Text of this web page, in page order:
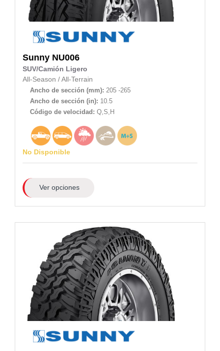
Sunny NU006
SUV/Camión Ligero
All-Season / All-Terrain
Ancho de sección (mm): 205 -265
Ancho de sección (in): 10.5
Código de velocidad: Q,S,H
No Disponible
Ver opciones